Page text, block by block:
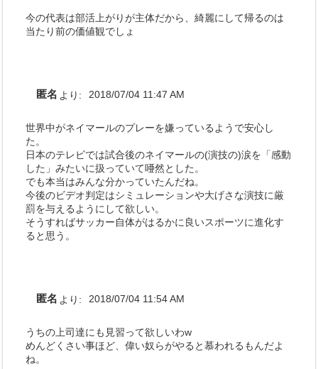
今の代表は部活上がりが主体だから、綺麗にして帰るのは
当たり前の価値観でしょ
匿名 より: 2018/07/04 11:47 AM
世界中がネイマールのプレーを嫌っているようで安心し
た。
日本のテレビでは試合後のネイマールの(演技の)涙を「感動
した」みたいに扱っていて唖然とした。
でも本当はみんな分かっていたんだね。
今後のビデオ判定はシミュレーションや大げさな演技に厳
罰を与えるようにして欲しい。
そうすればサッカー自体がはるかに良いスポーツに進化す
ると思う。
匿名 より: 2018/07/04 11:54 AM
うちの上司達にも見習って欲しいわw
めんどくさい事ほど、偉い奴らがやると慕われるもんだよ
ね。